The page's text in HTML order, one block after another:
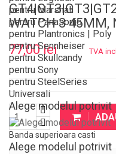
pentru Marshall
pentru Panasonic
pentru Plantronics | Poly
pentru Sennheiser
pentru Skullcandy
pentru Sony
pentru SteelSeries
Universali
Alege modelul potrivit
Banda superioara casti
Alege modelul potrivit
WATCH 3 45MM,
77,00 lei
TVA